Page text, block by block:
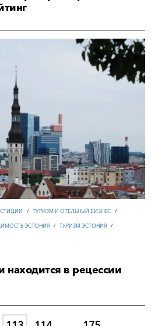
/ ТУРИЗМ И ОТЕЛЬНЫЙ БИЗНЕС /
ЭСТОНИЯ / ТУРИЗМ ЭСТОНИЯ /
находится в рецессии